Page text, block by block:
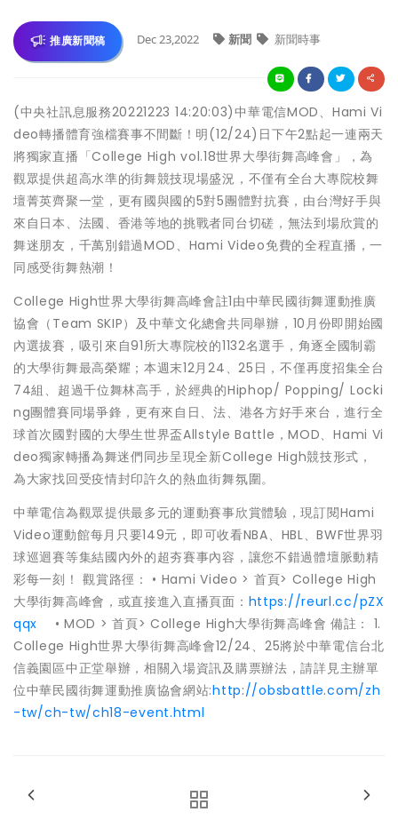
推廣新聞稿 Dec 23,2022 新聞 新聞時事
(中央社訊息服務20221223 14:20:03)中華電信MOD、Hami Vi
deo轉播體育強檔賽事不間斷！明(12/24)日下午2點起一連兩天
將獨家直播「College High vol.18世界大學街舞高峰會」，為
觀眾提供超高水準的街舞競技現場盛況，不僅有全台大專院校舞
壇菁英齊聚一堂，更有國與國的5對5團體對抗賽，由台灣好手與
來自日本、法國、香港等地的挑戰者同台切磋，無法到場欣賞的
舞迷朋友，千萬別錯過MOD、Hami Video免費的全程直播，一
同感受街舞熱潮！
College High世界大學街舞高峰會註1由中華民國街舞運動推廣
協會（Team SKIP）及中華文化總會共同舉辦，10月份即開始國
內選拔賽，吸引來自91所大專院校的1132名選手，角逐全國制霸
的大學街舞最高榮耀；本週末12月24、25日，不僅再度招集全台
74組、超過千位舞林高手，於經典的Hiphop/ Popping/ Locki
ng團體賽同場爭鋒，更有來自日、法、港各方好手來台，進行全
球首次國對國的大學生世界盃Allstyle Battle，MOD、Hami Vi
deo獨家轉播為舞迷們同步呈現全新College High競技形式，
為大家找回受疫情封印許久的熱血街舞氛圍。
中華電信為觀眾提供最多元的運動賽事欣賞體驗，現訂閱Hami
Video運動館每月只要149元，即可收看NBA、HBL、BWF世界羽
球巡迴賽等集結國內外的超夯賽事內容，讓您不錯過體壇脈動精
彩每一刻！ 觀賞路徑： • Hami Video > 首頁> College High
大學街舞高峰會，或直接進入直播頁面： https://reurl.cc/pZX
qqx • MOD > 首頁> College High大學街舞高峰會 備註： 1.
College High世界大學街舞高峰會12/24、25將於中華電信台北
信義園區中正堂舉辦，相關入場資訊及購票辦法，請詳見主辦單
位中華民國街舞運動推廣協會網站:http://obsbattle.com/zh
-tw/ch-tw/ch18-event.html